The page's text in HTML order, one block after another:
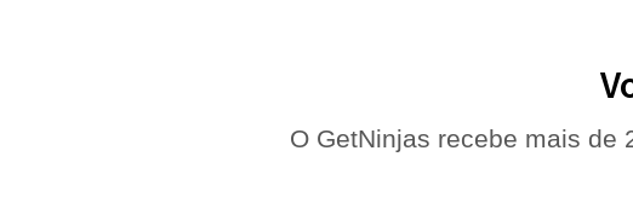
O GetNinjas recebe mais de